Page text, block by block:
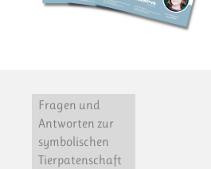
Fragen und
Antworten zur
symbolischen
Tierpatenschaft